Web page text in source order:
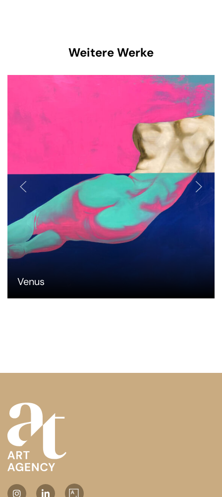
Weitere Werke
Venus